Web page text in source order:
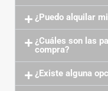
¿Puedo alquilar
¿Cuáles son las
compra?
¿Existe alguna